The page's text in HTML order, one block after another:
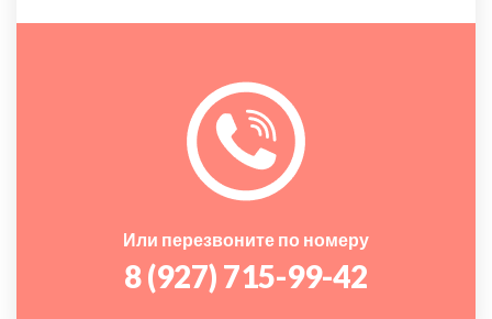
Или перезвоните по номеру
8 (927) 715-99-42